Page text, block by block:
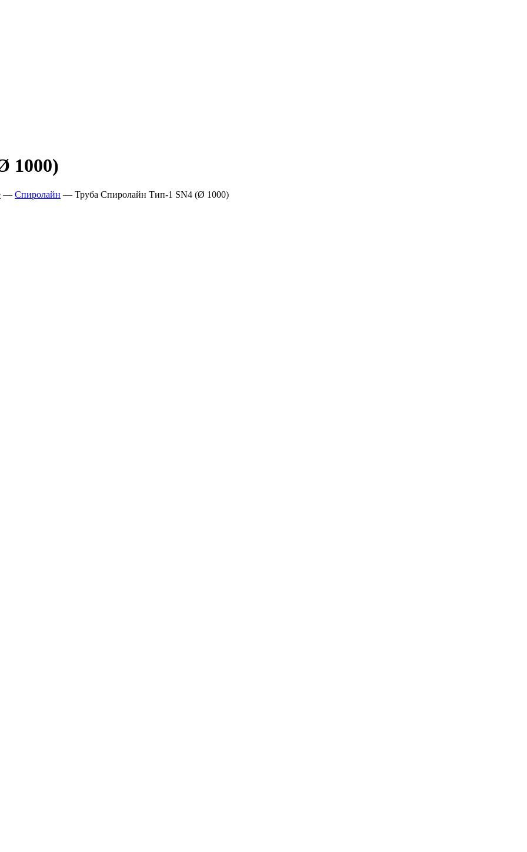
1000)
— Спиролайн — Труба Спиролайн Тип-1 SN4 (Ø 1000)